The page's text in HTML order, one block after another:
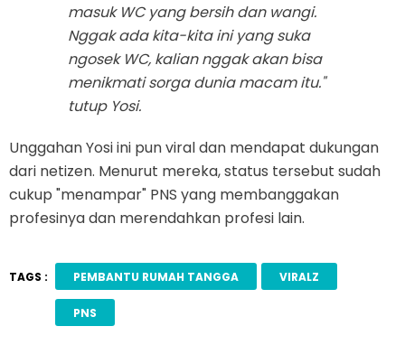
masuk WC yang bersih dan wangi.
Nggak ada kita-kita ini yang suka
ngosek WC, kalian nggak akan bisa
menikmati sorga dunia macam itu."
tutup Yosi.
Unggahan Yosi ini pun viral dan mendapat dukungan
dari netizen. Menurut mereka, status tersebut sudah
cukup "menampar" PNS yang membanggakan
profesinya dan merendahkan profesi lain.
TAGS : PEMBANTU RUMAH TANGGA VIRALZ
PNS